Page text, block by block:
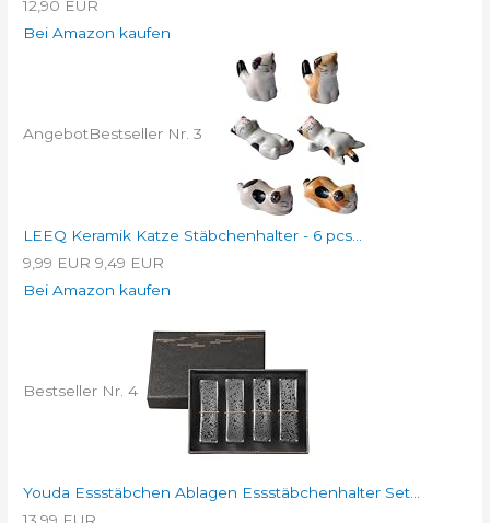
12,90 EUR
Bei Amazon kaufen
AngebotBestseller Nr. 3
LEEQ Keramik Katze Stäbchenhalter - 6 pcs...
9,99 EUR 9,49 EUR
Bei Amazon kaufen
Bestseller Nr. 4
Youda Essstäbchen Ablagen Essstäbchenhalter Set...
13,99 EUR